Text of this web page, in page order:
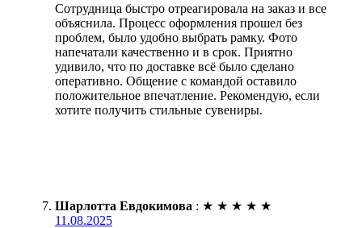
Сотрудница быстро отреагировала на заказ и все
объяснила. Процесс оформления прошел без
проблем, было удобно выбрать рамку. Фото
напечатали качественно и в срок. Приятно
удивило, что по доставке всё было сделано
оперативно. Общение с командой оставило
положительное впечатление. Рекомендую, если
хотите получить стильные сувениры.
Шарлотта Евдокимова : ★ ★ ★ ★ ★
11.08.2025